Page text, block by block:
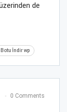
de
İndir wp
0 Comments